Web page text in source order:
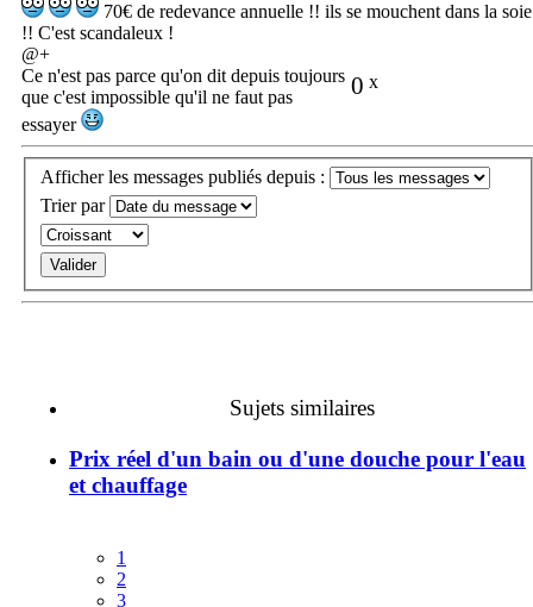
70€ de redevance annuelle !! ils se mouchent dans la soie
!! C'est scandaleux !
@+
0 x
Ce n'est pas parce qu'on dit depuis toujours
que c'est impossible qu'il ne faut pas
essayer
Afficher les messages publiés depuis :
Trier par
Sujets similaires
Prix réel d'un bain ou d'une douche pour l'eau
et chauffage
1
2
3